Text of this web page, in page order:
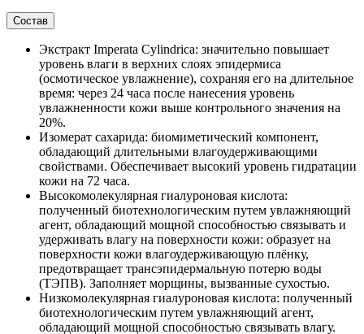
Состав
Экстракт Imperata Cylindrica: значительно повышает
уровень влаги в верхних слоях эпидермиса
(осмотическое увлажнение), сохраняя его на длительное
время: через 24 часа после нанесения уровень
увлажненности кожи выше контрольного значения на
20%.
Изомерат сахарида: биомиметический компонент,
обладающий длительными влагоудерживающими
свойствами. Обеспечивает высокий уровень гидратации
кожи на 72 часа.
Высокомолекулярная гиалуроновая кислота:
полученный биотехнологическим путем увлажняющий
агент, обладающий мощной способностью связывать и
удерживать влагу на поверхности кожи: образует на
поверхности кожи влагоудерживающую плёнку,
предотвращает трансэпидермальную потерю воды
(ТЭПВ). Заполняет морщины, вызванные сухостью.
Низкомолекулярная гиалуроновая кислота: полученный
биотехнологическим путем увлажняющий агент,
обладающий мощной способностью связывать влагу.